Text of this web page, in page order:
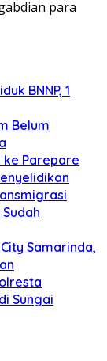
para
BNNP, 1
Belum
ke Parepare
Samarinda,
Sungai